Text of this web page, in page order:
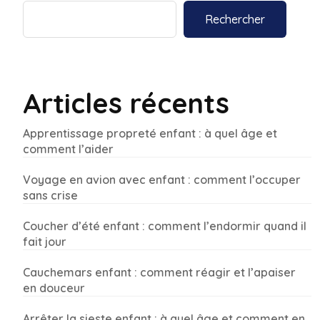
Rechercher
Articles récents
Apprentissage propreté enfant : à quel âge et
comment l’aider
Voyage en avion avec enfant : comment l’occuper
sans crise
Coucher d’été enfant : comment l’endormir quand il
fait jour
Cauchemars enfant : comment réagir et l’apaiser
en douceur